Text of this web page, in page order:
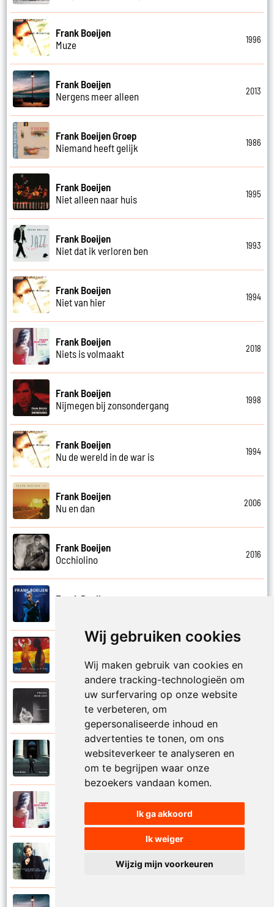
Wij gebruiken cookies
Wij maken gebruik van cookies en
andere tracking-technologieën om
uw surfervaring op onze website
te verbeteren, om
gepersonaliseerde inhoud en
advertenties te tonen, om ons
websiteverkeer te analyseren en
om te begrijpen waar onze
bezoekers vandaan komen.
Ik ga akkoord
Ik weiger
Wijzig mijn voorkeuren
Frank Boeijen
Muze
1996
Frank Boeijen
Nergens meer alleen
2013
Frank Boeijen Groep
Niemand heeft gelijk
1986
Frank Boeijen
Niet alleen naar huis
1995
Frank Boeijen
Niet dat ik verloren ben
1993
Frank Boeijen
Niet van hier
1994
Frank Boeijen
Niets is volmaakt
2018
Frank Boeijen
Nijmegen bij zonsondergang
1998
Frank Boeijen
Nu de wereld in de war is
1994
Frank Boeijen
Nu en dan
2006
Frank Boeijen
Occhiolino
2016
Frank Boeijen
Onder ons
Frank Boeijen
Onschuld
Frank Boeijen
Op een dag
Frank Boeijen
Open de poorten